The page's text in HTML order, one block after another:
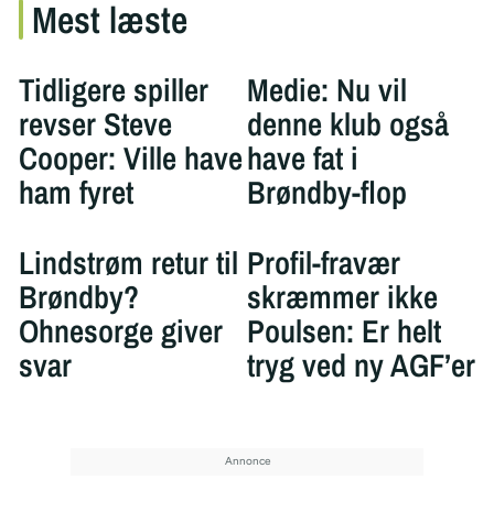
Mest læste
Tidligere spiller
revser Steve
Cooper: Ville have
ham fyret
Medie: Nu vil
denne klub også
have fat i
Brøndby-flop
Lindstrøm retur til
Brøndby?
Ohnesorge giver
svar
Profil-fravær
skræmmer ikke
Poulsen: Er helt
tryg ved ny AGF’er